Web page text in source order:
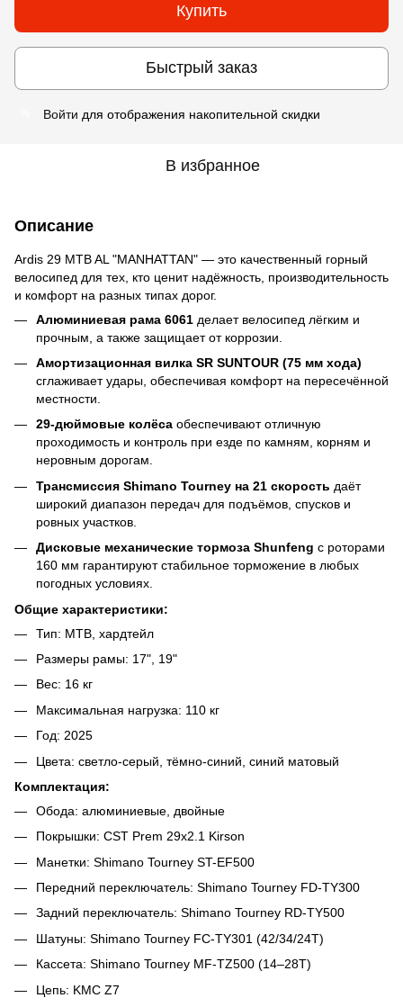
Купить
Быстрый заказ
Войти для отображения накопительной скидки
В избранное
Описание
Ardis 29 MTB AL "MANHATTAN" — это качественный горный
велосипед для тех, кто ценит надёжность, производительность
и комфорт на разных типах дорог.
Алюминиевая рама 6061 делает велосипед лёгким и
прочным, а также защищает от коррозии.
Амортизационная вилка SR SUNTOUR (75 мм хода)
сглаживает удары, обеспечивая комфорт на пересечённой
местности.
29-дюймовые колёса обеспечивают отличную
проходимость и контроль при езде по камням, корням и
неровным дорогам.
Трансмиссия Shimano Tourney на 21 скорость даёт
широкий диапазон передач для подъёмов, спусков и
ровных участков.
Дисковые механические тормоза Shunfeng с роторами
160 мм гарантируют стабильное торможение в любых
погодных условиях.
Общие характеристики:
Тип: MTB, хардтейл
Размеры рамы: 17", 19"
Вес: 16 кг
Максимальная нагрузка: 110 кг
Год: 2025
Цвета: светло-серый, тёмно-синий, синий матовый
Комплектация:
Обода: алюминиевые, двойные
Покрышки: CST Prem 29x2.1 Kirson
Манетки: Shimano Tourney ST-EF500
Передний переключатель: Shimano Tourney FD-TY300
Задний переключатель: Shimano Tourney RD-TY500
Шатуны: Shimano Tourney FC-TY301 (42/34/24T)
Кассета: Shimano Tourney MF-TZ500 (14–28T)
Цепь: KMC Z7